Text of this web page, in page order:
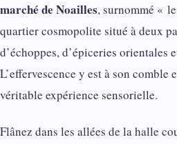
marché de Noailles, surnommé «
quartier cosmopolite situé à deux
d’échoppes, d’épiceries orientales
L’effervescence y est à son comble
véritable expérience sensorielle.
Flânez dans les allées de la halle